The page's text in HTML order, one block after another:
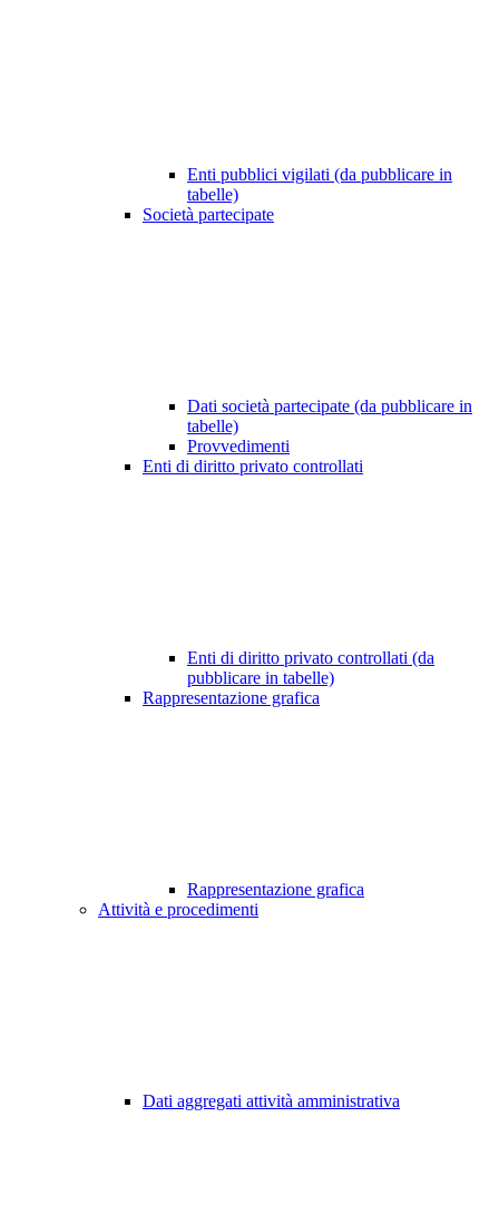
Enti pubblici vigilati (da pubblicare in
tabelle)
Società partecipate
Dati società partecipate (da pubblicare in
tabelle)
Provvedimenti
Enti di diritto privato controllati
Enti di diritto privato controllati (da
pubblicare in tabelle)
Rappresentazione grafica
Rappresentazione grafica
Attività e procedimenti
Dati aggregati attività amministrativa